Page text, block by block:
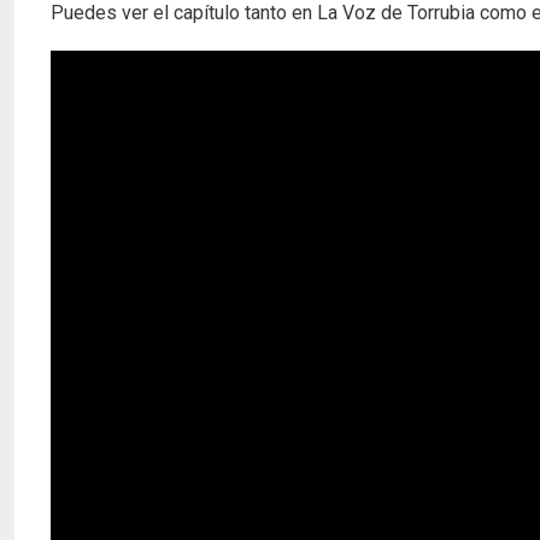
Puedes ver el capítulo tanto en La Voz de Torrubia como